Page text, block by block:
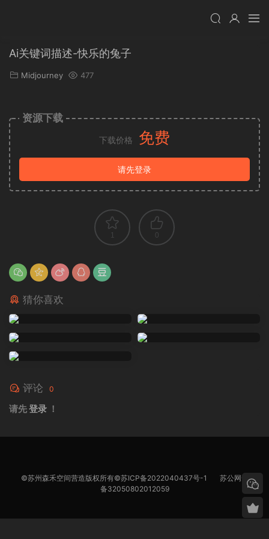
Ai关键词描述-快乐的兔子
Midjourney 477
资源下载
下载价格 免费
请先登录
1 0
猜你喜欢
评论 0
请先登录 ！
©苏州森禾空间营造版权所有©苏ICP备2022040437号-1
苏公网安
备32050802012059